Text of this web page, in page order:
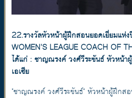
22.รางวัลหัวหน้าผู้ฝึกสอนยอดเยี่ยมแห่
WOMEN'S LEAGUE COACH OF
ได้แก่ : ชาญณรงค์ วงศ์วีระขันธ์ หัวหน้
เอเซีย
"ชาญณรงค์ วงศ์วีระขันธ์" หัวหน้าผู้ฝึกส